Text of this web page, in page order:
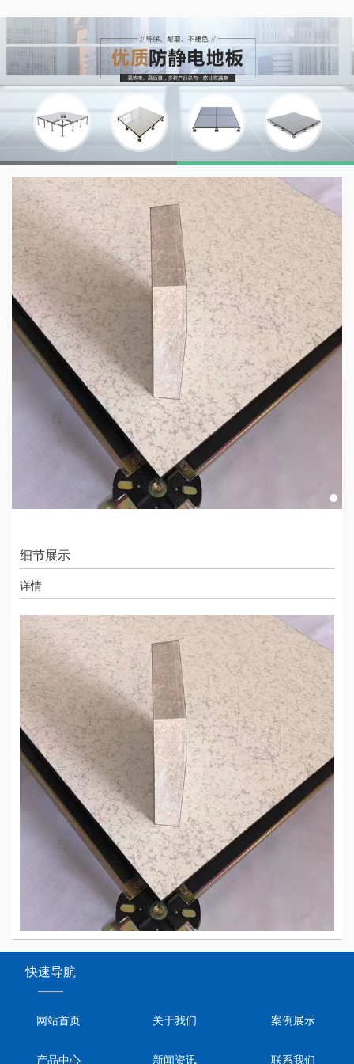
细节展示
详情
快速导航
——
网站首页 关于我们 案例展示
产品中心 新闻资讯 联系我们